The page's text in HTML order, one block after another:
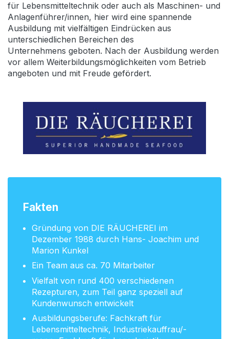
für Lebensmitteltechnik oder auch als Maschinen- und
Anlagenführer/innen, hier wird eine spannende
Ausbildung mit vielfältigen Eindrücken aus
unterschiedlichen Bereichen des
Unternehmens geboten. Nach der Ausbildung werden
vor allem Weiterbildungsmöglichkeiten vom Betrieb
angeboten und mit Freude gefördert.
Fakten
Gründung von DIE RÄUCHEREI im
Dezember 1988 durch Hans- Joachim und
Marion Kunkel
Ein Team aus ca. 70 Mitarbeiter
Vielfalt von rund 400 verschiedenen
Rezepturen, zum Teil ganz speziell auf
Kundenwunsch entwickelt
Ausbildungsberufe: Fachkraft für
Lebensmitteltechnik, Industriekauffrau/-